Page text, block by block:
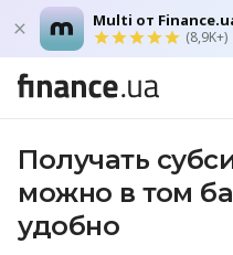
Multi от
(8,9K+)
Получать
можно в том
удобно